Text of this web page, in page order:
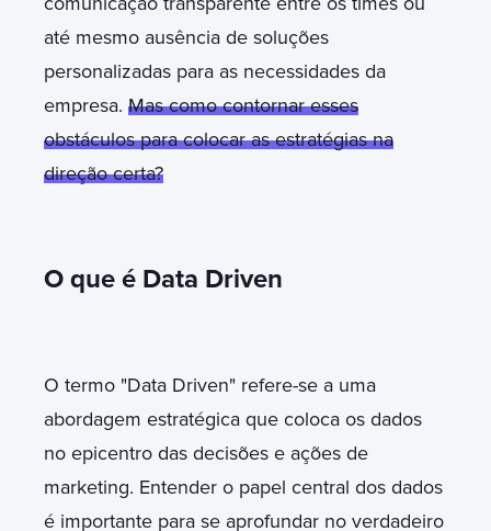
até mesmo ausência de soluções
personalizadas para as necessidades da
empresa. Mas como contornar esses
obstáculos para colocar as estratégias na
direção certa?
O que é Data Driven
O termo "Data Driven" refere-se a uma
abordagem estratégica que coloca os dados
no epicentro das decisões e ações de
marketing. Entender o papel central dos dados
é importante para se aprofundar no verdadeiro